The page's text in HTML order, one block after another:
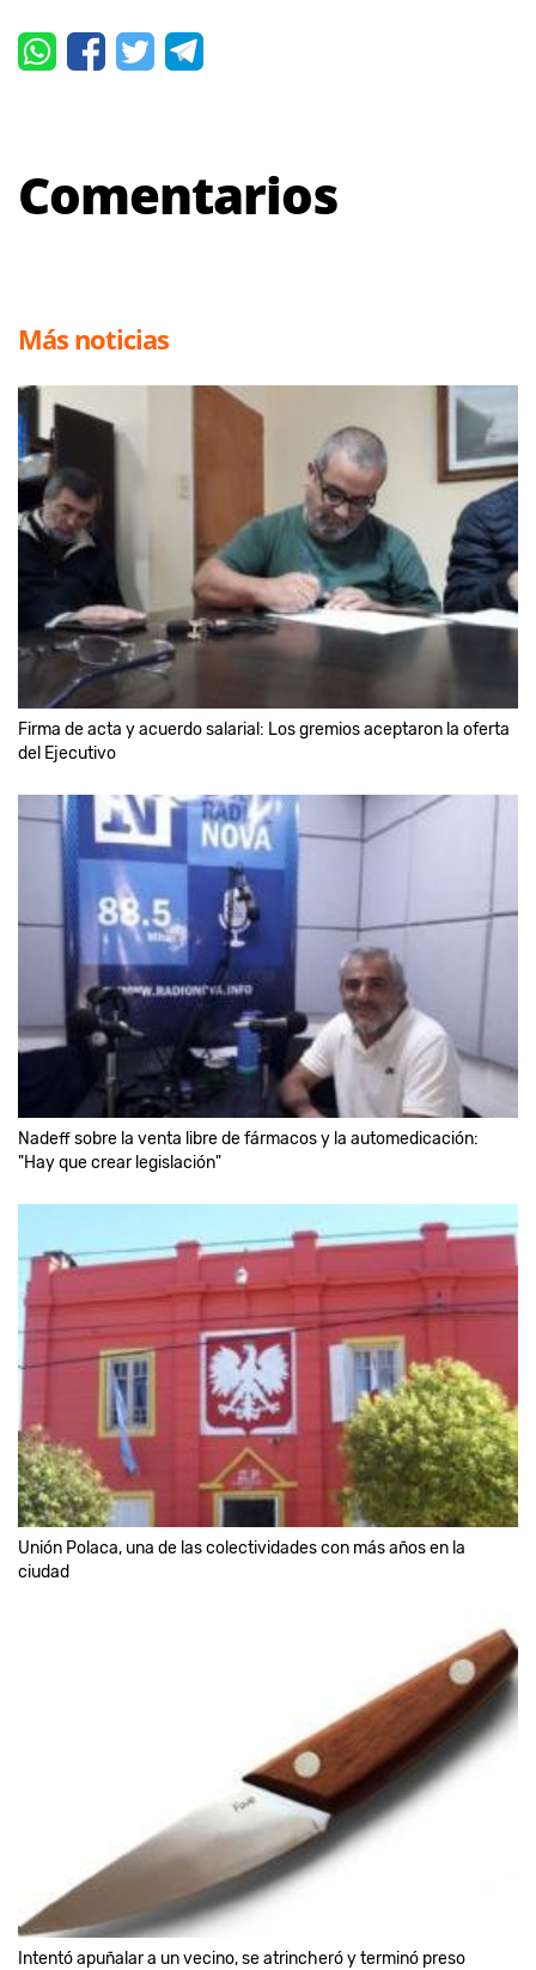
Comentarios
Más noticias
Firma de acta y acuerdo salarial: Los gremios aceptaron la oferta
del Ejecutivo
Nadeff sobre la venta libre de fármacos y la automedicación:
"Hay que crear legislación"
Unión Polaca, una de las colectividades con más años en la
ciudad
Intentó apuñalar a un vecino, se atrincheró y terminó preso